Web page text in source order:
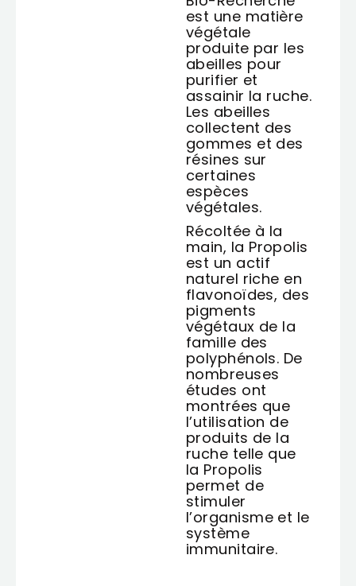
est une matière
végétale
produite par les
abeilles pour
purifier et
assainir la ruche.
Les abeilles
collectent des
gommes et des
résines sur
certaines
espèces
végétales.
Récoltée à la
main, la Propolis
est un actif
naturel riche en
flavonoïdes, des
pigments
végétaux de la
famille des
polyphénols. De
nombreuses
études ont
montrées que
l’utilisation de
produits de la
ruche telle que
la Propolis
permet de
stimuler
l’organisme et le
système
immunitaire.